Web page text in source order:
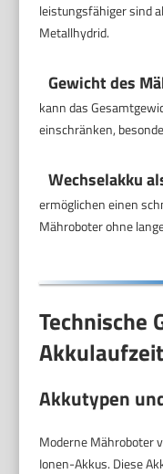
leistungsfähiger sind
Metallhydrid.
Gewicht des
kann das
einschränken,
Wechselakku
ermöglichen einen
Mähroboter ohne
Technische
Akkutypen
Moderne Mähroboter
Ionen-Akkus. Diese